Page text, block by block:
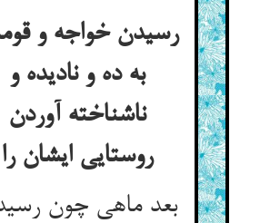
رسیدن خواجه و
به ده و نادیده و
ناشناخته آوردن
روستایی ایشان را
بعد ماهی چون